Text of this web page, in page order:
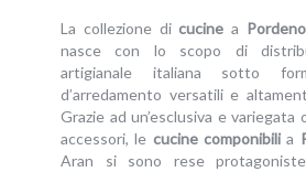
La collezione dicucine a
nasce con lo scopo di
artigianale italiana sotto
d’arredamento versatili e
Grazie ad un’esclusiva e
accessori, le cucinecomponibilia
Aran si sono rese